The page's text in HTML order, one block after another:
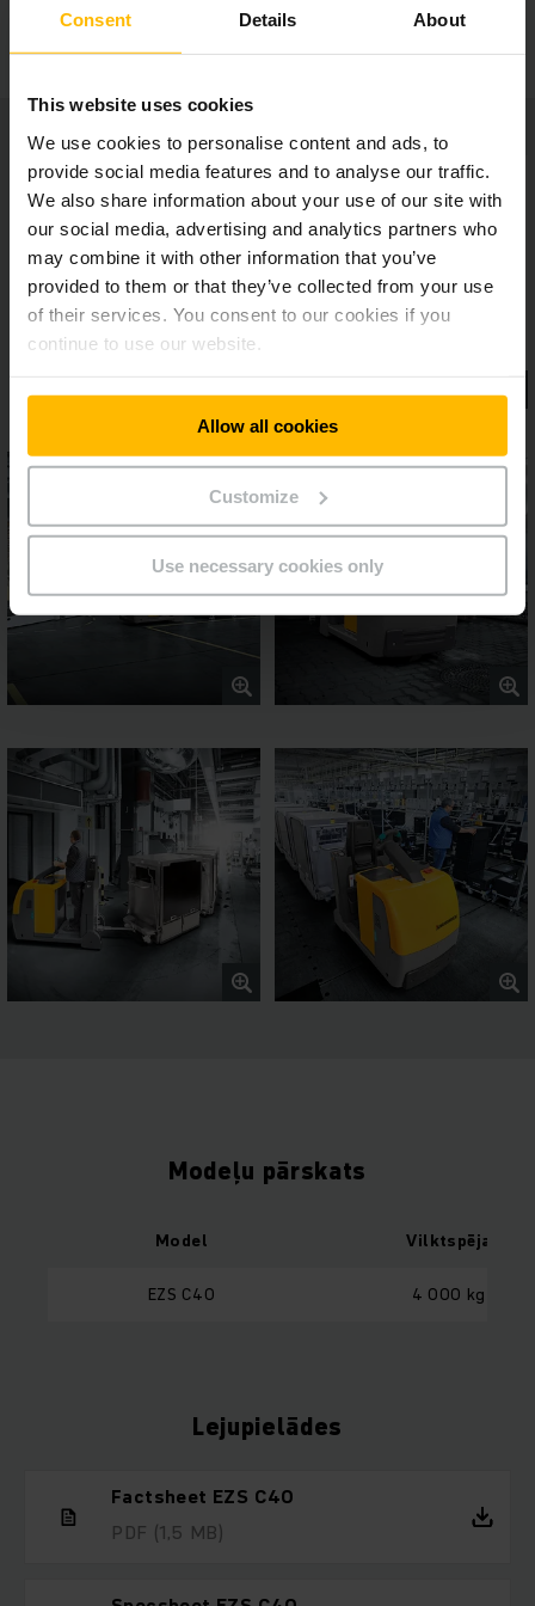
Consent Details About
This website uses cookies
We use cookies to personalise content and ads, to
provide social media features and to analyse our traffic.
We also share information about your use of our site with
our social media, advertising and analytics partners who
may combine it with other information that you’ve
provided to them or that they’ve collected from your use
of their services. You consent to our cookies if you
continue to use our website.
Allow all cookies
Customize
Use necessary cookies only
Papildaprīkojums
Modeļu pārskats
Model Vilktspēja
EZS C40 4 000 kg
Lejupielādes
Factsheet EZS C40
PDF (1,5 MB)